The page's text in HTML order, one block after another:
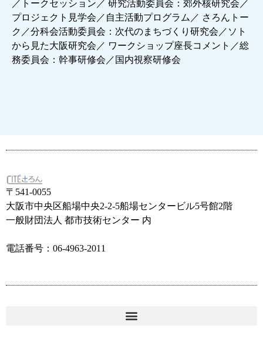
／トークセッション／ 研究活動委員会：郊外核研究会／
プロジェクト見学会／自主活動プログラム／ さろんトー
ク／分科会活動委員会：次代のまちづくり研究会／ソト
から見た大阪研究会／ ワークショップ座長コメント／総
務委員会：幹事研修会／国内視察研修会
〒541-0055
大阪市中央区船場中央2-2-5船場センタービル5号館2階
一般財団法人 都市技術センター 内
電話番号：06-4963-2011